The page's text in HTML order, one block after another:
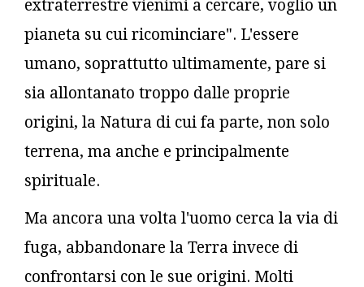
extraterrestre vienimi a cercare, voglio un
pianeta su cui ricominciare". L'essere
umano, soprattutto ultimamente, pare si
sia allontanato troppo dalle proprie
origini, la Natura di cui fa parte, non solo
terrena, ma anche e principalmente
spirituale.
Ma ancora una volta l'uomo cerca la via di
fuga, abbandonare la Terra invece di
confrontarsi con le sue origini. Molti